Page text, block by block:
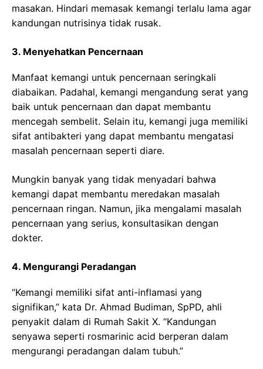
masakan. Hindari memasak kemangi terlalu lama agar
kandungan nutrisinya tidak rusak.
3. Menyehatkan Pencernaan
Manfaat kemangi untuk pencernaan seringkali
diabaikan. Padahal, kemangi mengandung serat yang
baik untuk pencernaan dan dapat membantu
mencegah sembelit. Selain itu, kemangi juga memiliki
sifat antibakteri yang dapat membantu mengatasi
masalah pencernaan seperti diare.
Mungkin banyak yang tidak menyadari bahwa
kemangi dapat membantu meredakan masalah
pencernaan ringan. Namun, jika mengalami masalah
pencernaan yang serius, konsultasikan dengan
dokter.
4. Mengurangi Peradangan
“Kemangi memiliki sifat anti-inflamasi yang
signifikan,” kata Dr. Ahmad Budiman, SpPD, ahli
penyakit dalam di Rumah Sakit X. “Kandungan
senyawa seperti rosmarinic acid berperan dalam
mengurangi peradangan dalam tubuh.”